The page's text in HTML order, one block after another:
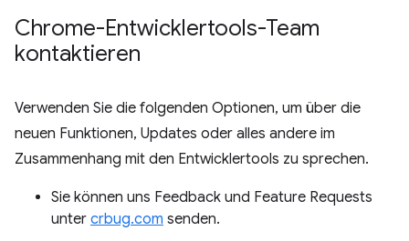
Chrome-Entwicklertools-Team
kontaktieren
Verwenden Sie die folgenden Optionen, um über die
neuen Funktionen, Updates oder alles andere im
Zusammenhang mit den Entwicklertools zu sprechen.
Sie können uns Feedback und Feature Requests
unter crbug.com senden.